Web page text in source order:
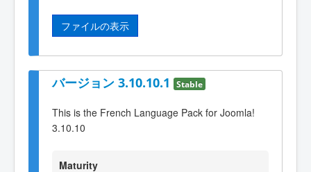
ファイルの表示
バージョン 3.10.10.1 Stable
This is the French Language Pack for Joomla!
3.10.10
Maturity